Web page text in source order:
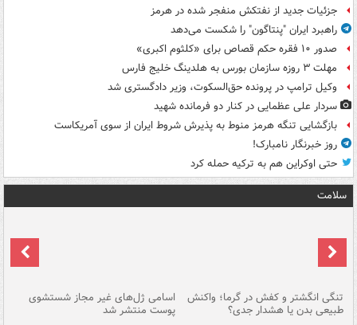
جزئیات جدید از نفتکش منفجر شده در هرمز
راهبرد ایران "پنتاگون" را شکست می‌دهد
صدور ۱۰ فقره حکم قصاص برای «کلثوم اکبری»
مهلت ۳ روزه سازمان بورس به هلدینگ خلیج فارس
وکیل ترامپ در پرونده حق‌السکوت، وزیر دادگستری شد
سردار علی عظمایی در کنار دو فرمانده شهید
بازگشایی تنگه هرمز منوط به پذیرش شروط ایران از سوی آمریکاست
روز خبرنگار نامبارک!
حتی اوکراین هم به ترکیه حمله کرد
سلامت
تنگی انگشتر و کفش در گرما؛ واکنش
طبیعی بدن یا هشدار جدی؟
اسامی ژل‌های غیر مجاز شستشوی
پوست منتشر شد